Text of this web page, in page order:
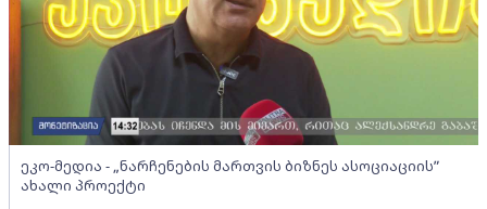
ეკო-მედია - „ნარჩენების მართვის ბიზნეს ასოციაციის”
ახალი პროექტი